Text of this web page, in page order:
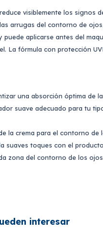
visiblemente los signos
arrugas del contorno de
aplicarse antes del
La fórmula con protección
una absorción óptima de
suave adecuado para tu
la crema para el contorno de
suaves toques con el
zona del contorno de los
interesar